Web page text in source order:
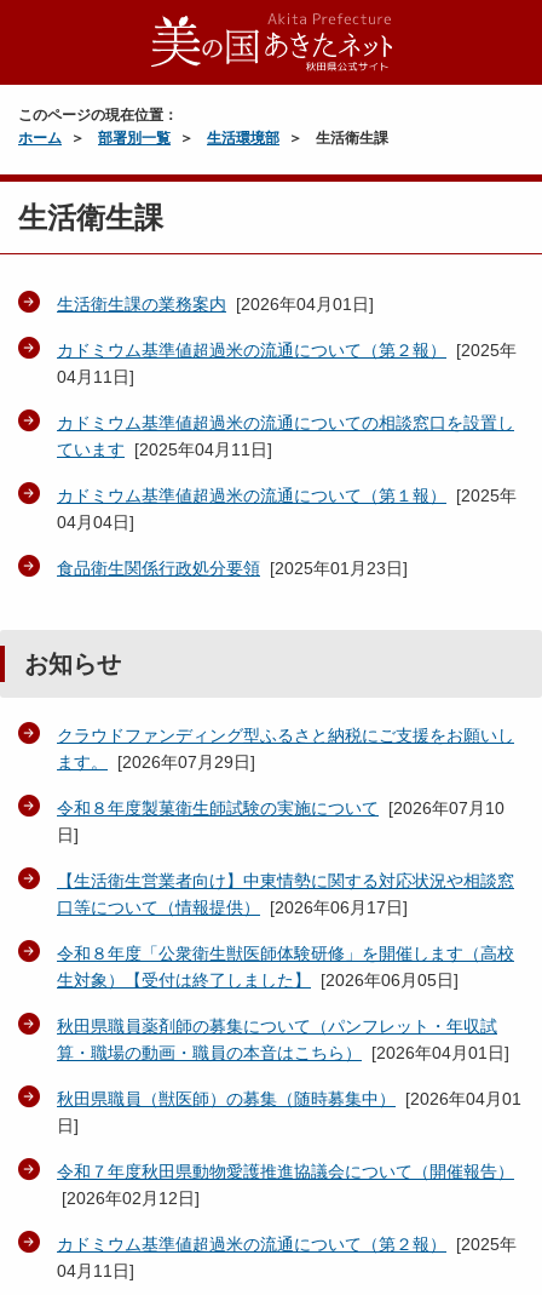
このページの現在位置：
ホーム
部署別一覧 生活環境部 生活衛生課
生活衛生課
生活衛生課の業務案内 [2026年04月01日]
カドミウム基準値超過米の流通について（第２報） [2025年
04月11日]
カドミウム基準値超過米の流通についての相談窓口を設置し
ています [2025年04月11日]
カドミウム基準値超過米の流通について（第１報） [2025年
04月04日]
食品衛生関係行政処分要領 [2025年01月23日]
お知らせ
クラウドファンディング型ふるさと納税にご支援をお願いし
ます。
[2026年07月29日]
令和８年度製菓衛生師試験の実施について [2026年07月10
日]
【生活衛生営業者向け】中東情勢に関する対応状況や相談窓
口等について（情報提供）
[2026年06月17日]
令和８年度「公衆衛生獣医師体験研修」を開催します（高校
生対象）【受付は終了しました】
[2026年06月05日]
秋田県職員薬剤師の募集について（パンフレット・年収試
算・職場の動画・職員の本音はこちら）
[2026年04月01日]
秋田県職員（獣医師）の募集（随時募集中） [2026年04月01
日]
令和７年度秋田県動物愛護推進協議会について（開催報告）
[2026年02月12日]
カドミウム基準値超過米の流通について（第２報） [2025年
04月11日]